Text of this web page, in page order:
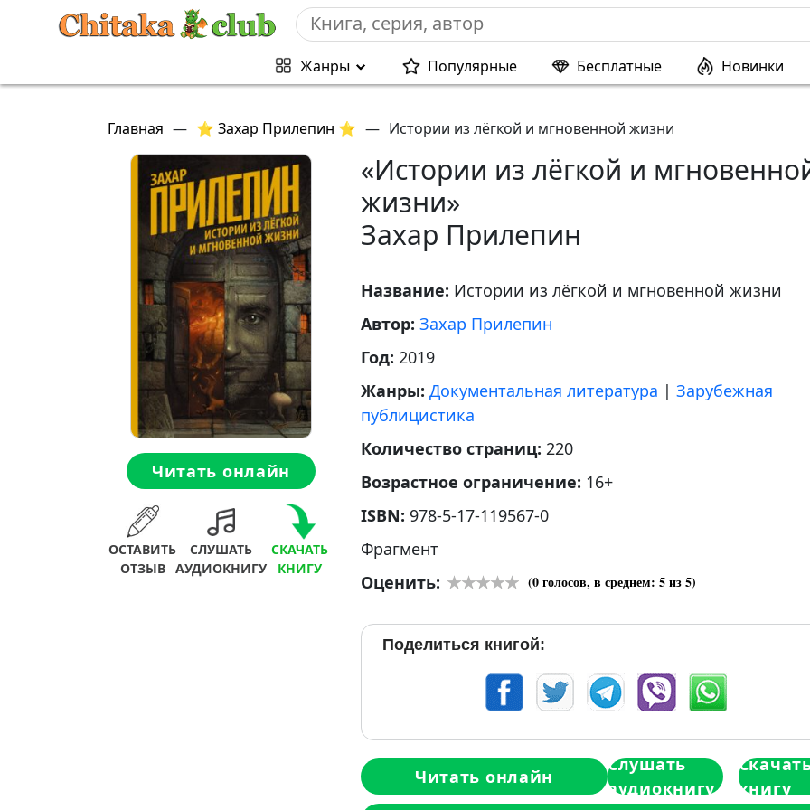
Жанры Популярные Бесплатные Новинки
Главная — ⭐ Захар Прилепин ⭐ — Истории из лёгкой и мгновенной жизни
Читать онлайн
ОСТАВИТЬ
ОТЗЫВ
СЛУШАТЬ
АУДИОКНИГУ
СКАЧАТЬ
КНИГУ
«Истории из лёгкой и
жизни»
Захар Прилепин
Название: Истории из лёгкой и мгновенной жизни
Автор: Захар Прилепин
Год: 2019
Жанры: Документальная литература | Зарубежная
публицистика
Количество страниц: 220
Возрастное ограничение: 16+
ISBN: 978-5-17-119567-0
Фрагмент
Оценить:
(0голосов, в среднем: 5из 5)
Поделиться книгой:
Читать онлайн
Слушать
аудиокнигу
книгу